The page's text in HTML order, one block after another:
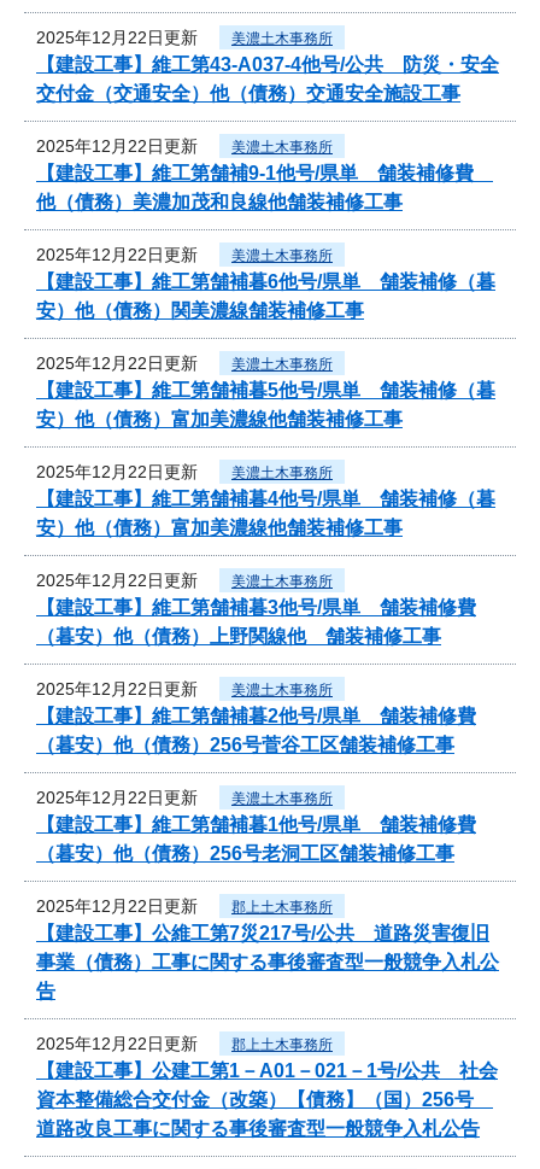
2025年12月22日更新 美濃土木事務所
【建設工事】維工第43-A037-4他号/公共 防災・安全
交付金（交通安全）他（債務）交通安全施設工事
2025年12月22日更新 美濃土木事務所
【建設工事】維工第舗補9-1他号/県単 舗装補修費
他（債務）美濃加茂和良線他舗装補修工事
2025年12月22日更新 美濃土木事務所
【建設工事】維工第舗補暮6他号/県単 舗装補修（暮
安）他（債務）関美濃線舗装補修工事
2025年12月22日更新 美濃土木事務所
【建設工事】維工第舗補暮5他号/県単 舗装補修（暮
安）他（債務）富加美濃線他舗装補修工事
2025年12月22日更新 美濃土木事務所
【建設工事】維工第舗補暮4他号/県単 舗装補修（暮
安）他（債務）富加美濃線他舗装補修工事
2025年12月22日更新 美濃土木事務所
【建設工事】維工第舗補暮3他号/県単 舗装補修費
（暮安）他（債務）上野関線他 舗装補修工事
2025年12月22日更新 美濃土木事務所
【建設工事】維工第舗補暮2他号/県単 舗装補修費
（暮安）他（債務）256号菅谷工区舗装補修工事
2025年12月22日更新 美濃土木事務所
【建設工事】維工第舗補暮1他号/県単 舗装補修費
（暮安）他（債務）256号老洞工区舗装補修工事
2025年12月22日更新 郡上土木事務所
【建設工事】公維工第7災217号/公共 道路災害復旧
事業（債務）工事に関する事後審査型一般競争入札公
告
2025年12月22日更新 郡上土木事務所
【建設工事】公建工第1－A01－021－1号/公共 社会
資本整備総合交付金（改築）【債務】（国）256号
道路改良工事に関する事後審査型一般競争入札公告